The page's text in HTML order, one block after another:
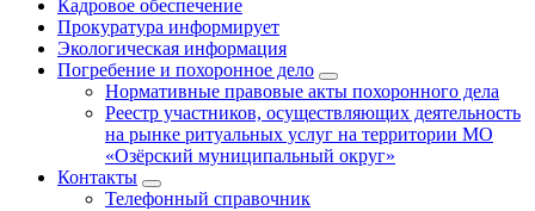
Кадровое обеспечение
Прокуратура информирует
Экологическая информация
Погребение и похоронное дело
Нормативные правовые акты похоронного дела
Реестр участников, осуществляющих деятельность
на рынке ритуальных услуг на территории МО
«Озёрский муниципальный округ»
Контакты
Телефонный справочник